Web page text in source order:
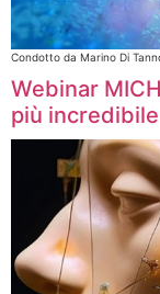
Condotto da Marino Di
Webinar
più